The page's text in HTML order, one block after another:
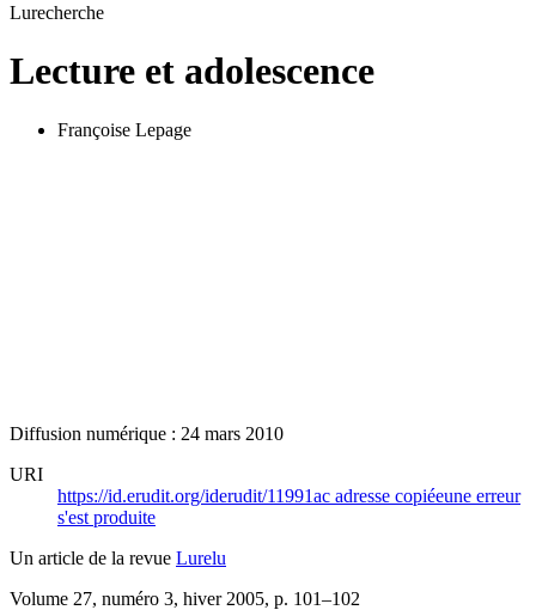
Lurecherche
Lecture et adolescence
Françoise Lepage
Diffusion numérique : 24 mars 2010
URI
https://id.erudit.org/iderudit/11991ac adresse copiéeune erreur
s'est produite
Un article de la revue Lurelu
Volume 27, numéro 3, hiver 2005, p. 101–102